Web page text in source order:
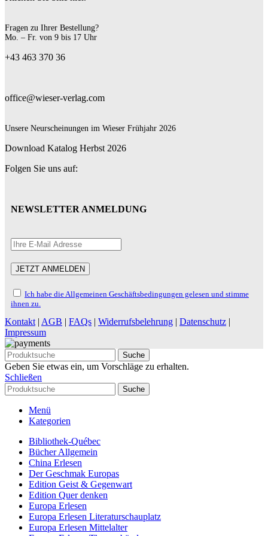
Fragen zu Ihrer Bestellung?
Mo. – Fr. von 9 bis 17 Uhr
+43 463 370 36
office@wieser-verlag.com
Unsere Neurscheinungen im Wieser Frühjahr 2026
Download Katalog Herbst 2026
Folgen Sie uns auf:
NEWSLETTER ANMELDUNG
Ich habe die Allgemeinen Geschäftsbedingungen gelesen und stimme
ihnen zu.
Kontakt| AGB FAQs Widerrufsbelehrung Datenschutz
Impressum
Suche
Geben Sie etwas ein, um Vorschläge zu erhalten.
Schließen
Suche
Menü
Kategorien
Bibliothek-Québec
Bücher Allgemein
China Erlesen
Der Geschmak Europas
Edition Geist & Gegenwart
Edition Quer denken
Europa Erlesen
Europa Erlesen Literaturschauplatz
Europa Erlesen Mittelalter